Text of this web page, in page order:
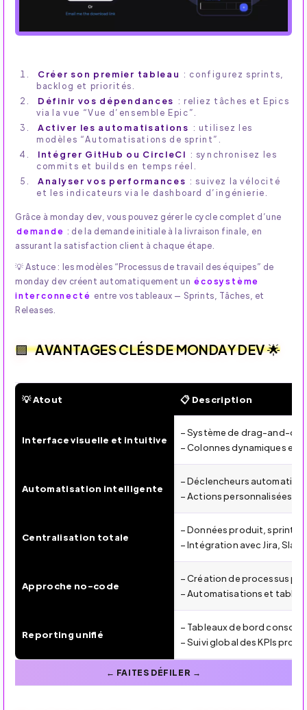
Créer son premier tableau : configurez sprints,
backlog et priorités.
Définir vos dépendances : reliez tâches et Epics
via la vue “Vue d’ensemble Epic”.
Activer les automatisations : utilisez les
modèles “Automatisations de sprint”.
Intégrer GitHub ou CircleCI : synchronisez les
commits et builds en temps réel.
Analyser vos performances : suivez la vélocité
et les indicateurs via le dashboard d’ingénierie.
Grâce à monday dev, vous pouvez gérer le cycle complet d’une
demande : de la demande initiale à la livraison finale, en
assurant la satisfaction client à chaque étape.
💡 Astuce : les modèles “Processus de travail des équipes” de
monday dev créent automatiquement un écosystème
interconnecté entre vos tableaux — Sprints, Tâches, et
Releases.
AVANTAGES CLÉS DE MONDAY DEV 🌟
💡 Atout 📋 Description
Interface visuelle et intuitive
– Système de drag-and-
– Colonnes dynamiques et
Automatisation intelligente
– Déclencheurs
– Actions personnalisées
Centralisation totale
– Données produit, sprints,
– Intégration avec Jira,
Approche no-code
– Création de processus
– Automatisations et
Reporting unifié
– Tableaux de bord
– Suivi global des KPIs